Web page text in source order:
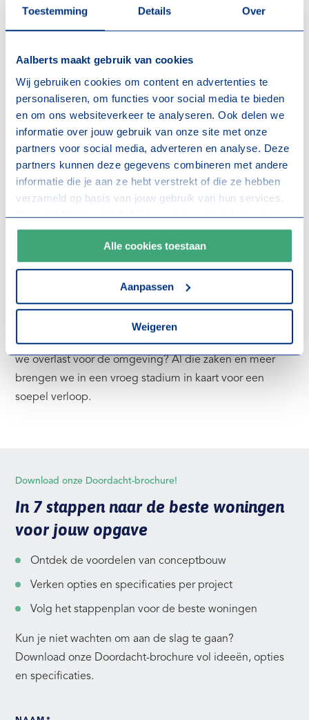
Toestemming Details Over
Aalberts maakt gebruik van cookies
Wij gebruiken cookies om content en advertenties te
personaliseren, om functies voor social media te bieden
en om ons websiteverkeer te analyseren. Ook delen we
informatie over jouw gebruik van onze site met onze
partners voor social media, adverteren en analyse. Deze
partners kunnen deze gegevens combineren met andere
informatie die je aan ze hebt verstrekt of die ze hebben
verzameld op basis van jouw gebruik van hun services.
Door op ‘Aanpassen’ te klikken, kun je meer lezen over
onze cookies en je voorkeuren aanpassen. Door op ‘Alle
cookies toestaan’ te klikken, ga je akkoord met het
gebruik van alle cookies zoals omschreven in onze
Alle cookies toestaan
Aanpassen
Weigeren
Lever je instapklaar op? Kies uit diverse pakketten voor
Ook hier bieden we duurzame alternatieven: van
waterbesparend sanitair tot circulaire materialen en
groene erfafscheidingen.
6. Proces
We geven helder advies over kosten, planning én CO₂-
impact. Kies je voor onze basiswoning en standaardstijl,
dan ligt er binnen 14 weken een ontwerp klaar voor de
maar kost meer tijd.
7. Bouwrijp
Elke locatie is uniek. We onderzoeken de bouwplaats
grondig: is extra infrastructuur nodig, heeft de grondslag
voldoende draagkracht voor al het bouwmaterieel? Waar
kunnen we ons ketenpark opstellen en hoe voorkomen
we overlast voor de omgeving? Al die zaken en meer
brengen we in een vroeg stadium in kaart voor een
soepel verloop.
Download onze Doordacht-brochure!
In 7 stappen naar de beste woningen
voor jouw opgave
Ontdek de voordelen van conceptbouw
Verken opties en specificaties per project
Volg het stappenplan voor de beste woningen
Kun je niet wachten om aan de slag te gaan?
Download onze Doordacht-brochure vol ideeën, opties
en specificaties.